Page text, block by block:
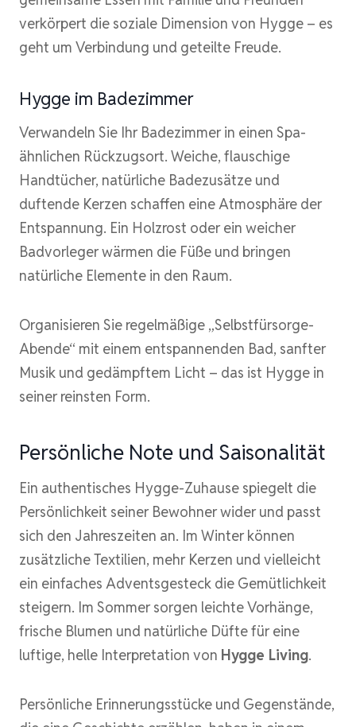
verkörpert die soziale Dimension von Hygge – es
geht um Verbindung und geteilte Freude.
Hygge im Badezimmer
Verwandeln Sie Ihr Badezimmer in einen Spa-
ähnlichen Rückzugsort. Weiche, flauschige
Handtücher, natürliche Badezusätze und
duftende Kerzen schaffen eine Atmosphäre der
Entspannung. Ein Holzrost oder ein weicher
Badvorleger wärmen die Füße und bringen
natürliche Elemente in den Raum.
Organisieren Sie regelmäßige „Selbstfürsorge-
Abende“ mit einem entspannenden Bad, sanfter
Musik und gedämpftem Licht – das ist Hygge in
seiner reinsten Form.
Persönliche Note und Saisonalität
Ein authentisches Hygge-Zuhause spiegelt die
Persönlichkeit seiner Bewohner wider und passt
sich den Jahreszeiten an. Im Winter können
zusätzliche Textilien, mehr Kerzen und vielleicht
ein einfaches Adventsgesteck die Gemütlichkeit
steigern. Im Sommer sorgen leichte Vorhänge,
frische Blumen und natürliche Düfte für eine
luftige, helle Interpretation von Hygge Living.
Persönliche Erinnerungsstücke und Gegenstände,